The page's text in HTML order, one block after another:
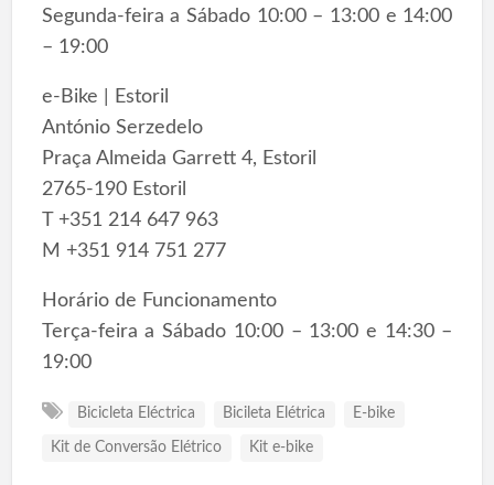
Segunda-feira a Sábado 10:00 – 13:00 e 14:00
– 19:00
e-Bike | Estoril
António Serzedelo
Praça Almeida Garrett 4, Estoril
2765-190 Estoril
T +351 214 647 963
M +351 914 751 277
Horário de Funcionamento
Terça-feira a Sábado 10:00 – 13:00 e 14:30 –
19:00
Bicicleta Eléctrica Bicileta Elétrica E-bike
Kit de Conversão Elétrico Kit e-bike